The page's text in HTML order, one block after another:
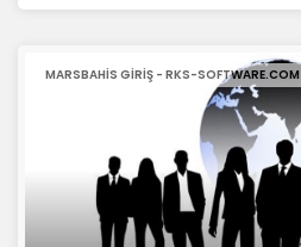
MARSBAHIS GIRIŞ - RKS-SOFTWARE.COM